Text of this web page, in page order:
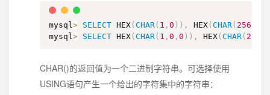
mysql> SELECT HEX ( CHAR ( 1 , 0 ) ) , HEX ( CHAR ( 256
mysql> SELECT HEX ( CHAR ( 1 , 0 , 0 ) ) , HEX ( CHAR ( 256
CHAR()的返回值为一个二进制字符串。可选择使用
USING语句产生一个给出的字符集中的字符串：